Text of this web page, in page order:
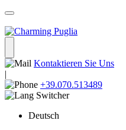
Kontaktieren Sie Uns
|
+39.070.513489
Deutsch